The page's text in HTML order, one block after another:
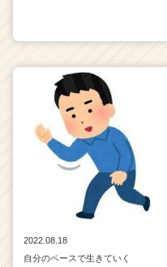
2022.08.18
自分のペースで生きていく